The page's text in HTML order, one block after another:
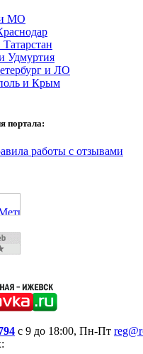
МО
Удмуртия
и ЛО
и Крым
портала:
работы с отзывами
с 9 до 18:00, Пн-Пт